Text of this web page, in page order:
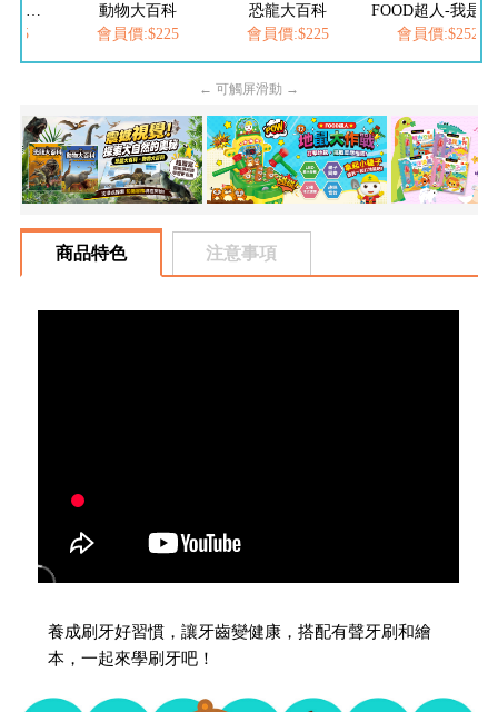
動物大百科
會員價:$225
恐龍大百科
會員價:$225
會員價:$252
← 可觸屏滑動 →
商品特色 注意事項
養成刷牙好習慣，讓牙齒變健康，搭配有聲牙刷和繪
本，一起來學刷牙吧！